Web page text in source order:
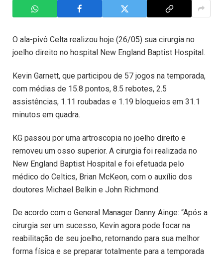
O ala-pivô Celta realizou hoje (26/05) sua cirurgia no
joelho direito no hospital New England Baptist Hospital.
Kevin Garnett, que participou de 57 jogos na temporada,
com médias de 15.8 pontos, 8.5 rebotes, 2.5
assistências, 1.11 roubadas e 1.19 bloqueios em 31.1
minutos em quadra.
KG passou por uma artroscopia no joelho direito e
removeu um osso superior. A cirurgia foi realizada no
New England Baptist Hospital e foi efetuada pelo
médico do Celtics, Brian McKeon, com o auxílio dos
doutores Michael Belkin e John Richmond.
De acordo com o General Manager Danny Ainge: “Após a
cirurgia ser um sucesso, Kevin agora pode focar na
reabilitação de seu joelho, retornando para sua melhor
forma física e se preparar totalmente para a temporada